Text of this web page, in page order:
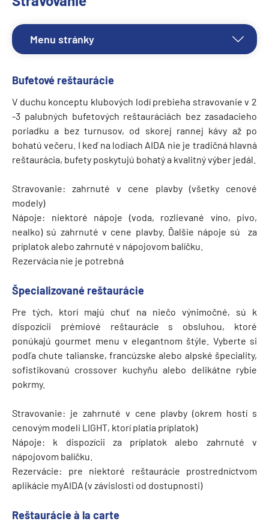
Menu stránky
Bufetové reštaurácie
V duchu konceptu klubových lodí prebieha stravovanie v 2
-3 palubných bufetových reštauráciách bez zasadacieho
poriadku a bez turnusov, od skorej rannej kávy až po
bohatú večeru. I keď na lodiach AIDA nie je tradičná hlavná
reštaurácia, bufety poskytujú bohatý a kvalitný výber jedál.
Stravovanie: zahrnuté v cene plavby (všetky cenové
modely)
Nápoje: niektoré nápoje (voda, rozlievané víno, pivo,
nealko) sú zahrnuté v cene plavby. Ďalšie nápoje sú za
príplatok alebo zahrnuté v nápojovom balíčku.
Rezervácia nie je potrebná
Špecializované reštaurácie
Pre tých, ktorí majú chuť na niečo výnimočné, sú k
dispozícii prémiové reštaurácie s obsluhou, ktoré
ponúkajú gourmet menu v elegantnom štýle. Vyberte si
podľa chute talianske, francúzske alebo alpské špeciality,
sofistikovanú crossover kuchyňu alebo delikátne rybie
pokrmy.
Stravovanie: je zahrnuté v cene plavby (okrem hostí s
cenovým modeli LIGHT, ktorí platia príplatok)
Nápoje: k dispozícii za príplatok alebo zahrnuté v
nápojovom balíčku.
Rezervácie: pre niektoré reštaurácie prostredníctvom
aplikácie myAIDA (v závislosti od dostupnosti)
Reštaurácie à la carte